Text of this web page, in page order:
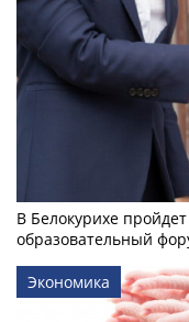
В Белокурихе
образовательный
Экономика